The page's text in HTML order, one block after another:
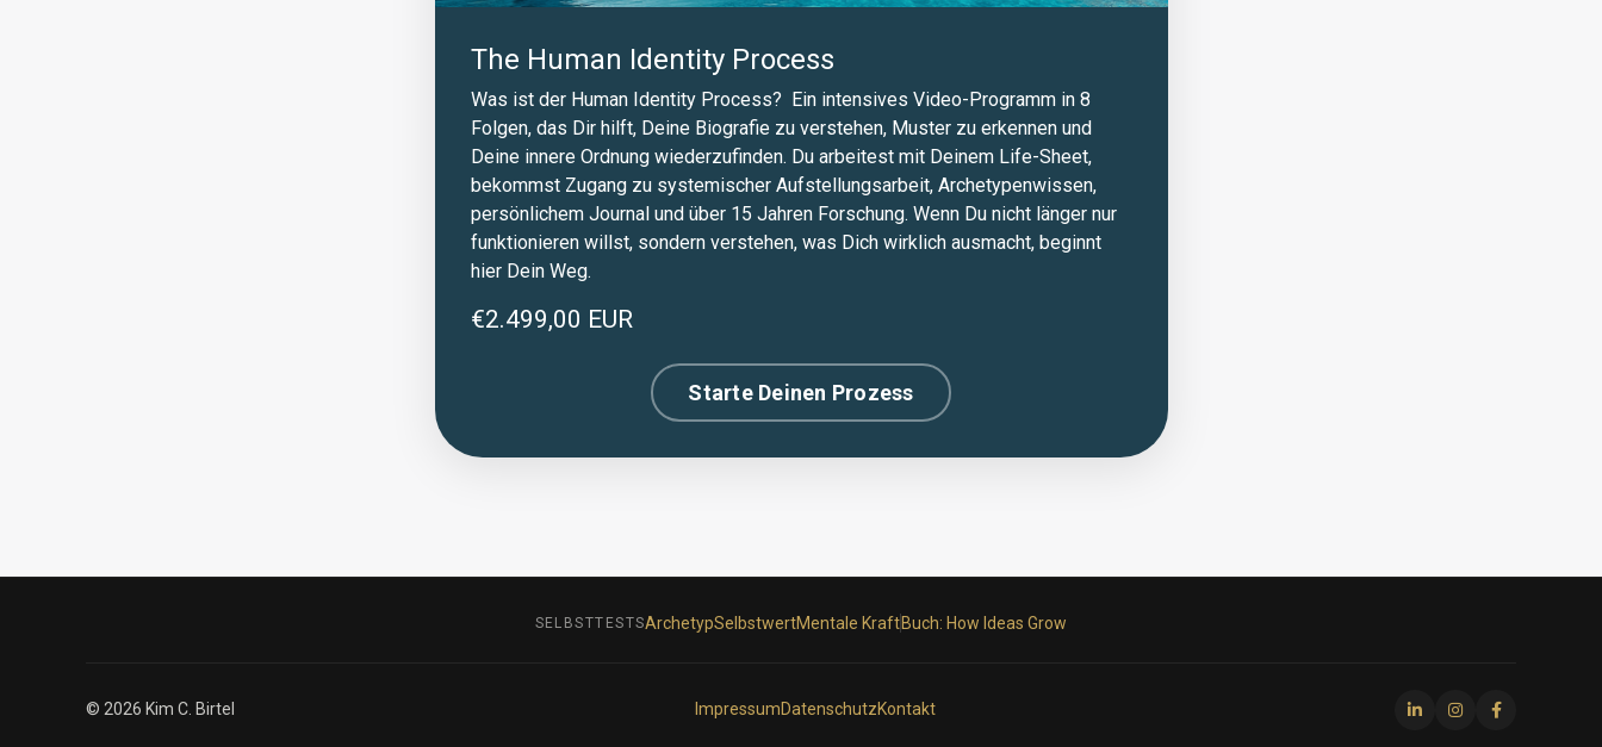
The Human Identity Process
Was ist der Human Identity Process? Ein intensives Video-Programm in 8
Folgen, das Dir hilft, Deine Biografie zu verstehen, Muster zu erkennen und
Deine innere Ordnung wiederzufinden. Du arbeitest mit Deinem Life-Sheet,
bekommst Zugang zu systemischer Aufstellungsarbeit, Archetypenwissen,
persönlichem Journal und über 15 Jahren Forschung. Wenn Du nicht länger nur
funktionieren willst, sondern verstehen, was Dich wirklich ausmacht, beginnt
hier Dein Weg.
€2.499,00 EUR
Starte Deinen Prozess
SELBSTTESTSArchetypSelbstwertMentale KraftBuch: How Ideas Grow
© 2026 Kim C. Birtel ImpressumDatenschutzKontakt